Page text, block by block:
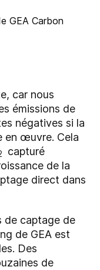
GEA Carbon
car nous
émissions de
négatives si la
en œuvre. Cela
capturé
de la
direct dans
de captage de
de GEA est
Des
de